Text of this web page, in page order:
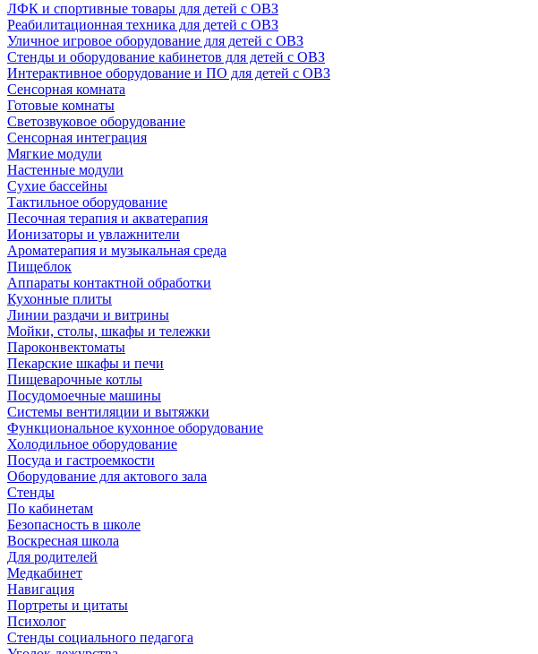
ЛФК и спортивные товары для детей с ОВЗ
Реабилитационная техника для детей с ОВЗ
Уличное игровое оборудование для детей с ОВЗ
Стенды и оборудование кабинетов для детей с ОВЗ
Интерактивное оборудование и ПО для детей с ОВЗ
Сенсорная комната
Готовые комнаты
Светозвуковое оборудование
Сенсорная интеграция
Мягкие модули
Настенные модули
Сухие бассейны
Тактильное оборудование
Песочная терапия и акватерапия
Ионизаторы и увлажнители
Ароматерапия и музыкальная среда
Пищеблок
Аппараты контактной обработки
Кухонные плиты
Линии раздачи и витрины
Мойки, столы, шкафы и тележки
Пароконвектоматы
Пекарские шкафы и печи
Пищеварочные котлы
Посудомоечные машины
Системы вентиляции и вытяжки
Функциональное кухонное оборудование
Холодильное оборудование
Посуда и гастроемкости
Оборудование для актового зала
Стенды
По кабинетам
Безопасность в школе
Воскресная школа
Для родителей
Медкабинет
Навигация
Портреты и цитаты
Психолог
Стенды социального педагога